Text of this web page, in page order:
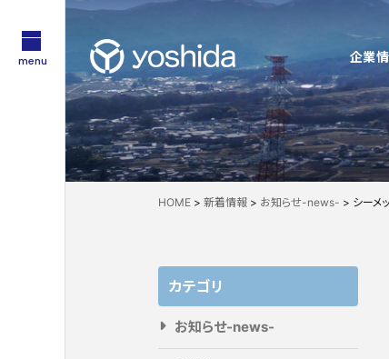
企業
企業情報
About Us
サステナビリティ
Sustainability
YOSHIDAの強み
Technology
採用情報
Recruit
HOME> 新着情報> お知らせ-news- > シーメ
カテゴリ
お知らせ-news-
menu